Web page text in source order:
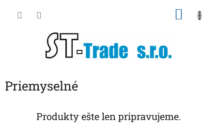
Priemyselné
Produkty ešte len pripravujeme.